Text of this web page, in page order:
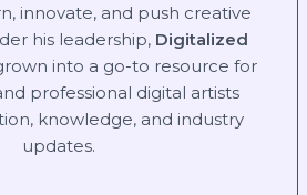
innovate, and push creative
his leadership, Digitalized
into a go-to resource for
professional digital artists
knowledge, and industry
updates.